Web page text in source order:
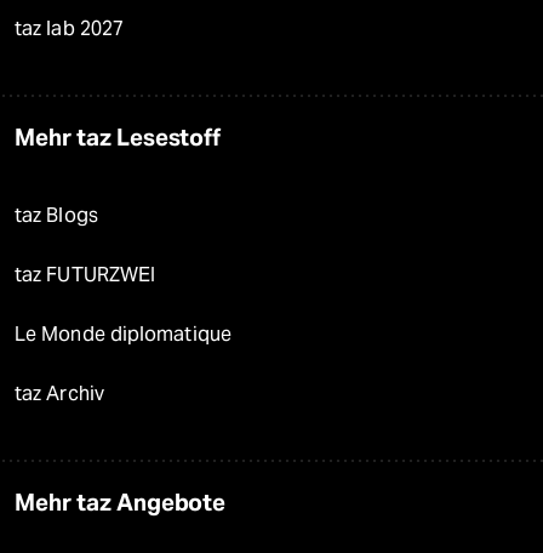
taz lab 2027
Mehr taz Lesestoff
taz Blogs
taz FUTURZWEI
Le Monde diplomatique
taz Archiv
Mehr taz Angebote